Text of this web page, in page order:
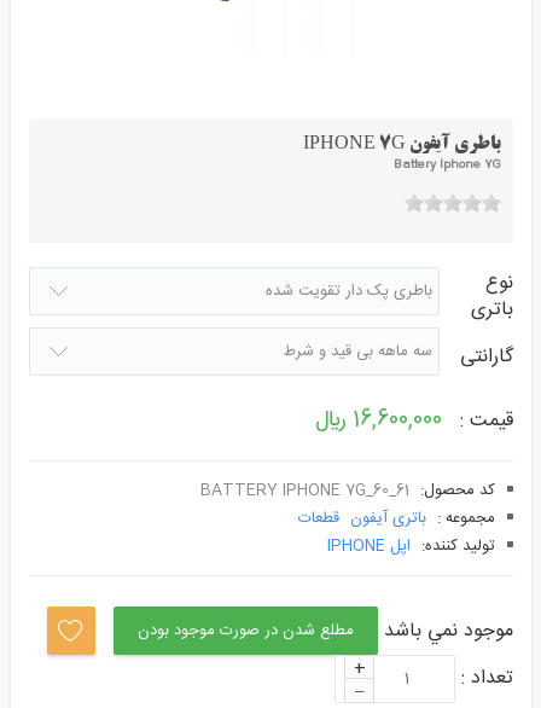
باطری آیفون IPHONE 7G
Battery Iphone 7G
نوع
باتری
گارانتی
قیمت : 16,600,000 ﷼
کد محصول: BATTERY IPHONE 7G_60_61
مجموعه : باتری آیفون قطعات
توليد کننده: اپل IPHONE
موجود نمي باشد مطلع شدن در صورت موجود بودن
تعداد : +
–